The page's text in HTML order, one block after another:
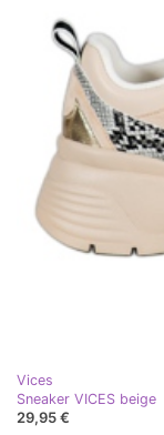
Vices
Sneaker VICES beige
29,95 €